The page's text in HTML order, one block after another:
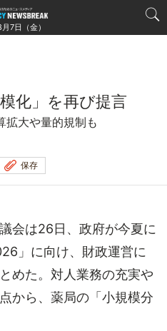
7日（金）
化」を再び提言
拡大や量的規制も
保存
会は26日、政府が今夏に
」に向け、財政運営に
めた。対人業務の充実や
から、薬局の「小規模分